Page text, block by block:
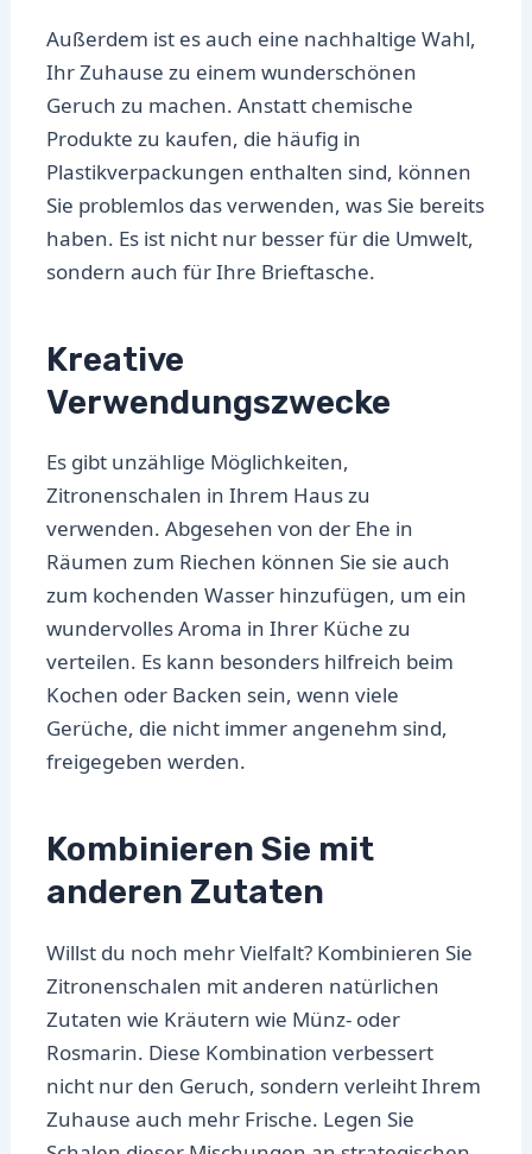
Außerdem ist es auch eine nachhaltige Wahl,
Ihr Zuhause zu einem wunderschönen
Geruch zu machen. Anstatt chemische
Produkte zu kaufen, die häufig in
Plastikverpackungen enthalten sind, können
Sie problemlos das verwenden, was Sie bereits
haben. Es ist nicht nur besser für die Umwelt,
sondern auch für Ihre Brieftasche.
Kreative
Verwendungszwecke
Es gibt unzählige Möglichkeiten,
Zitronenschalen in Ihrem Haus zu
verwenden. Abgesehen von der Ehe in
Räumen zum Riechen können Sie sie auch
zum kochenden Wasser hinzufügen, um ein
wundervolles Aroma in Ihrer Küche zu
verteilen. Es kann besonders hilfreich beim
Kochen oder Backen sein, wenn viele
Gerüche, die nicht immer angenehm sind,
freigegeben werden.
Kombinieren Sie mit
anderen Zutaten
Willst du noch mehr Vielfalt? Kombinieren Sie
Zitronenschalen mit anderen natürlichen
Zutaten wie Kräutern wie Münz- oder
Rosmarin. Diese Kombination verbessert
nicht nur den Geruch, sondern verleiht Ihrem
Zuhause auch mehr Frische. Legen Sie